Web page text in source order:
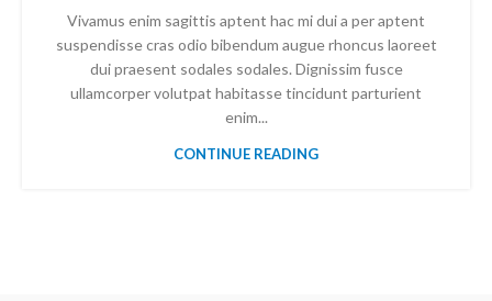
Vivamus enim sagittis aptent hac mi dui a per aptent
suspendisse cras odio bibendum augue rhoncus laoreet
dui praesent sodales sodales. Dignissim fusce
ullamcorper volutpat habitasse tincidunt parturient
enim...
CONTINUE READING